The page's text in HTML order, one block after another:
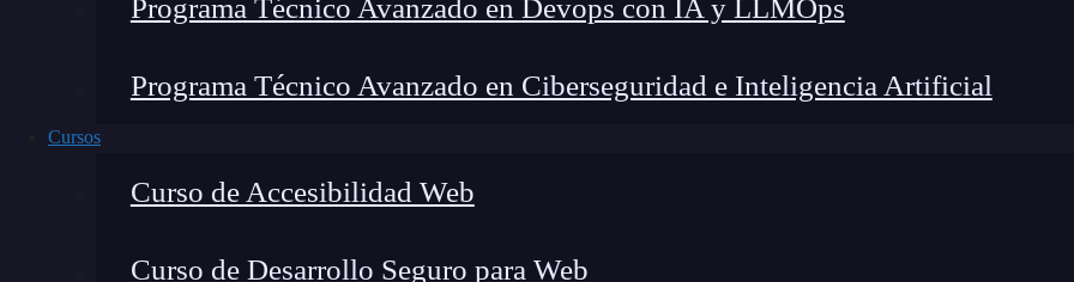
Programa Técnico Avanzado en Devops con IA y LLMOps
Programa Técnico Avanzado en Ciberseguridad e Inteligencia Artificial
Cursos
Curso de Accesibilidad Web
Curso de Desarrollo Seguro para Web